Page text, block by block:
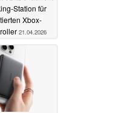
Station für
Xbox-
21.04.2026